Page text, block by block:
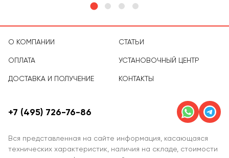
О КОМПАНИИ
ОПЛАТА
ДОСТАВКА И ПОЛУЧЕНИЕ
СТАТЬИ
УСТАНОВОЧНЫЙ ЦЕНТР
КОНТАКТЫ
Вся представленная на сайте информация, касающаяся
технических характеристик, наличия на складе, стоимости
+7 (495) 726-76-86